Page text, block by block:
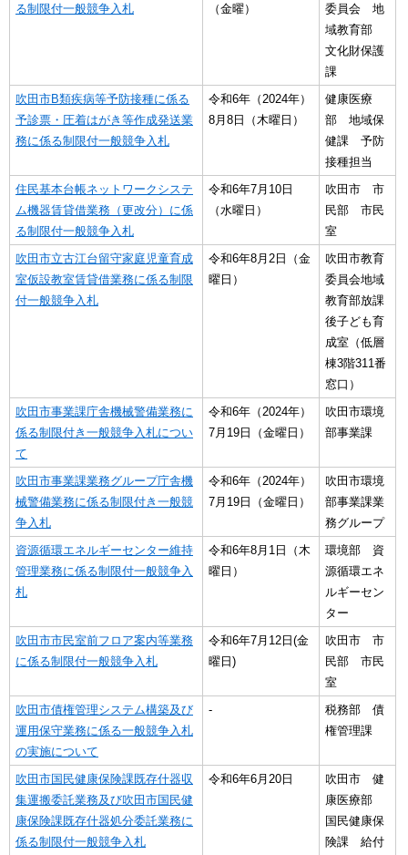
る制限付一般競争入札
（金曜）
委員会 地
域教育部
文化財保護
課
吹田市B類疾病等予防接種に係る
予診票・圧着はがき等作成発送業
務に係る制限付一般競争入札
令和6年（2024年）
8月8日（木曜日）
健康医療
部 地域保
健課 予防
接種担当
住民基本台帳ネットワークシステ
ム機器賃貸借業務（更改分）に係
る制限付一般競争入札
令和6年7月10日
（水曜日）
吹田市 市
民部 市民
室
吹田市立古江台留守家庭児童育成
室仮設教室賃貸借業務に係る制限
付一般競争入札
令和6年8月2日（金
曜日）
吹田市教育
委員会地域
教育部放課
後子ども育
成室（低層
棟3階311番
窓口）
吹田市事業課庁舎機械警備業務に
係る制限付き一般競争入札につい
て
令和6年（2024年）
7月19日（金曜日）
吹田市環境
部事業課
吹田市事業課業務グループ庁舎機
械警備業務に係る制限付き一般競
争入札
令和6年（2024年）
7月19日（金曜日）
吹田市環境
部事業課業
務グループ
資源循環エネルギーセンター維持
管理業務に係る制限付一般競争入
札
令和6年8月1日（木
曜日）
環境部 資
源循環エネ
ルギーセン
ター
吹田市市民室前フロア案内等業務
に係る制限付一般競争入札
令和6年7月12日(金
曜日)
吹田市 市
民部 市民
室
吹田市債権管理システム構築及び
運用保守業務に係る一般競争入札
の実施について
-
税務部 債
権管理課
吹田市国民健康保険課既存什器収
集運搬委託業務及び吹田市国民健
康保険課既存什器処分委託業務に
係る制限付一般競争入札
令和6年6月20日
吹田市 健
康医療部
国民健康保
険課 給付